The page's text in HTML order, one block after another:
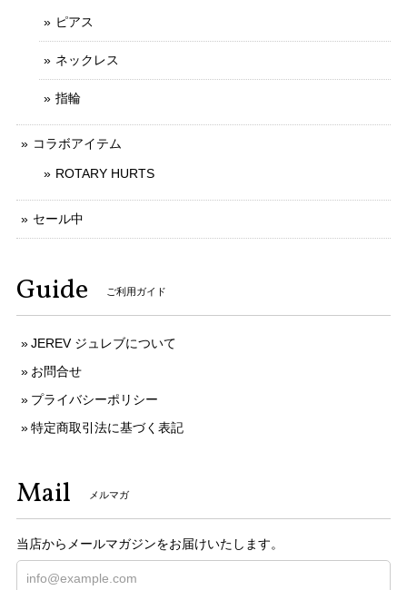
ピアス
ネックレス
指輪
コラボアイテム
ROTARY HURTS
セール中
Guide ご利用ガイド
JEREV ジュレブについて
お問合せ
プライバシーポリシー
特定商取引法に基づく表記
Mail メルマガ
当店からメールマガジンをお届けいたします。